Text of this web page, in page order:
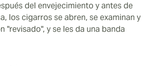
del envejecimiento y antes de
los cigarros se abren, se examinan y
"revisado", y se les da una banda